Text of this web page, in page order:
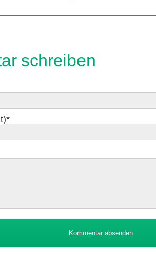
schreiben
*
Kommentar absenden